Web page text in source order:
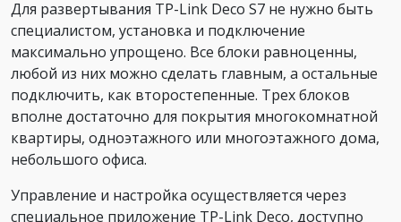
Для развертывания TP-Link Deco S7 не нужно быть
специалистом, установка и подключение
максимально упрощено. Все блоки равноценны,
любой из них можно сделать главным, а остальные
подключить, как второстепенные. Трех блоков
вполне достаточно для покрытия многокомнатной
квартиры, одноэтажного или многоэтажного дома,
небольшого офиса.
Управление и настройка осуществляется через
специальное приложение TP-Link Deco, доступно